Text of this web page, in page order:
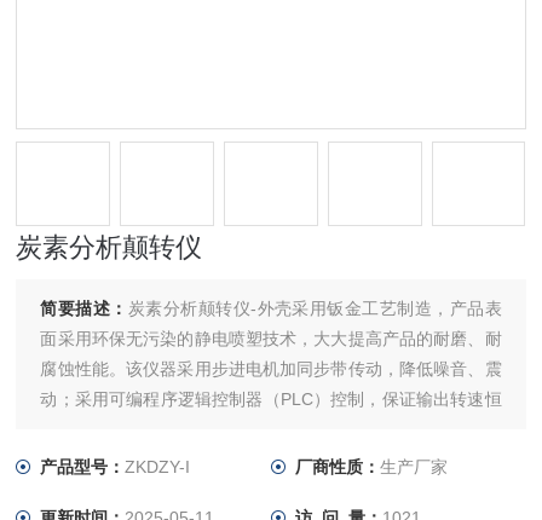
炭素分析颠转仪
简要描述： 炭素分析颠转仪-外壳采用钣金工艺制造，产品表
面采用环保无污染的静电喷塑技术，大大提高产品的耐磨、耐
腐蚀性能。该仪器采用步进电机加同步带传动，降低噪音、震
动；采用可编程序逻辑控制器（PLC）控制，保证输出转速恒
升企业产品测试效率。
产品型号：ZKDZY-I 厂商性质： 生产厂家